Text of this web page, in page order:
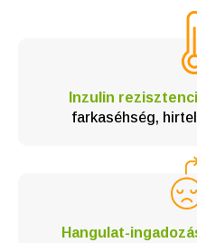
Inzulin
farkaséhség,
Hangulat-